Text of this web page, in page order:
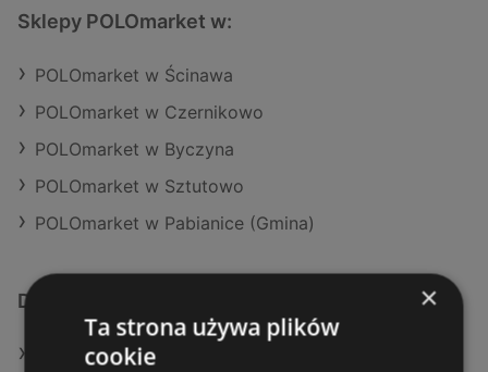
Sklepy POLOmarket w:
POLOmarket w Ścinawa
POLOmarket w Czernikowo
POLOmarket w Byczyna
POLOmarket w Sztutowo
POLOmarket w Pabianice (Gmina)
Dodatkowe łącza
Oferty POLOmarket
×
Ta strona używa plików
cookie